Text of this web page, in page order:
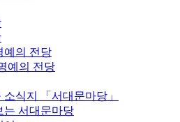
예의 전당
예의 전당
식지 「서대문마당」
는 서대문마당